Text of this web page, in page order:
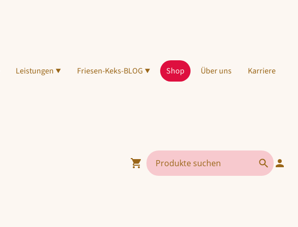
Leistungen Friesen-Keks-BLOG Shop Über uns Karriere